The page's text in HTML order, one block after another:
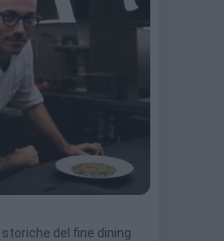
storiche del fine dining